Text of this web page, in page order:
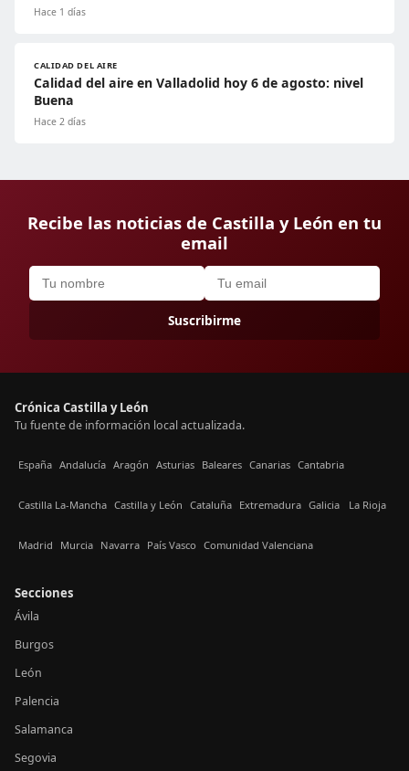
Hace 1 días
CALIDAD DEL AIRE
Calidad del aire en Valladolid hoy 6 de agosto: nivel
Buena
Hace 2 días
Recibe las noticias de Castilla y León en tu
email
Suscribirme
Crónica Castilla y León
Tu fuente de información local actualizada.
España Andalucía Aragón Asturias Baleares Canarias Cantabria
Castilla La-Mancha Castilla y León Cataluña Extremadura Galicia La Rioja
Madrid Murcia Navarra País Vasco Comunidad Valenciana
Secciones
Ávila
Burgos
León
Palencia
Salamanca
Segovia